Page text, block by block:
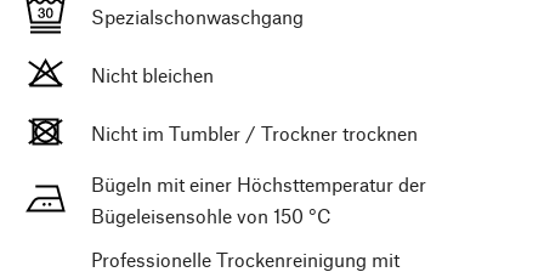
Spezialschonwaschgang
Nicht bleichen
Nicht im Tumbler / Trockner trocknen
Bügeln mit einer Höchsttemperatur der
Bügeleisensohle von 150 °C
Professionelle Trockenreinigung mit